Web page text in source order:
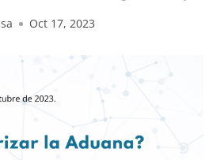
Oct 17, 2023